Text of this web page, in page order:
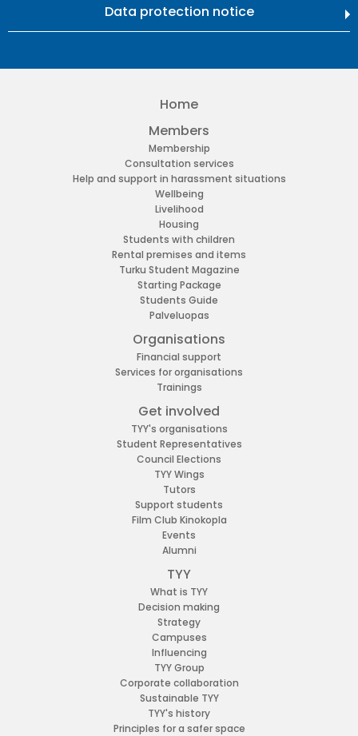
Data protection notice
Home
Members
Membership
Consultation services
Help and support in harassment situations
Wellbeing
Livelihood
Housing
Students with children
Rental premises and items
Turku Student Magazine
Starting Package
Students Guide
Palveluopas
Organisations
Financial support
Services for organisations
Trainings
Get involved
TYY's organisations
Student Representatives
Council Elections
TYY Wings
Tutors
Support students
Film Club Kinokopla
Events
Alumni
TYY
What is TYY
Decision making
Strategy
Campuses
Influencing
TYY Group
Corporate collaboration
Sustainable TYY
TYY's history
Principles for a safer space